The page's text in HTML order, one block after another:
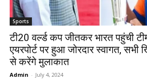
Sports
टी20 वर्ल्ड कप जीतकर भारत पहुंची
एयरपोर्ट पर हुआ जोरदार स्वागत, सभी
से करेंगे मुलाकात
Admin - July 4, 2024